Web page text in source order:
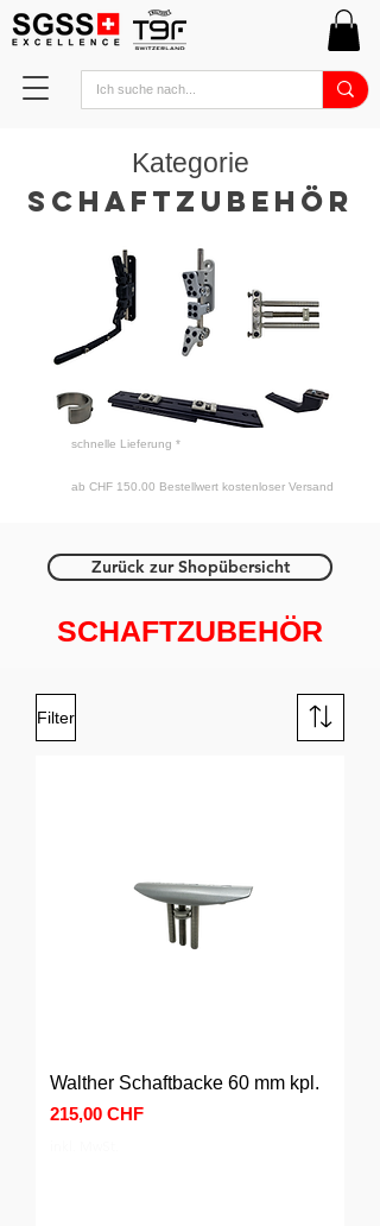
Kategorie
Schaftzubehör
schnelle Lieferung *
ab CHF 150.00 Bestellwert kostenloser Versand
Zurück zur Shopübersicht
SCHAFTZUBEHÖR
Filter
Walther Schaftbacke 60 mm kpl.
Preis
215,00 CHF